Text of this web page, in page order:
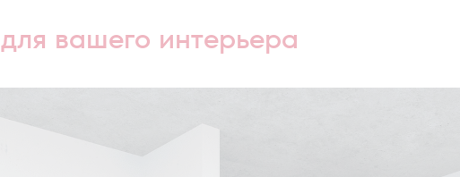
для вашего интерьера